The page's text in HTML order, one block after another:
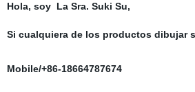
Hola, soy La Sra. Suki Su,
Si cualquiera de los productos dibujar
Mobile/+86-18664787674